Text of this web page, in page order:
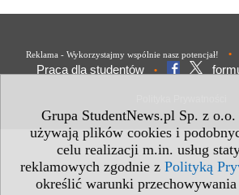
Grupa StudentNews.pl Sp. z
używają plików cookies i
celu realizacji m.in. usług
reklamowych zgodnie z Polityką
określić warunki
Reklama - Wykorzystajmy wspólnie nasz potencjał! •
Praca dla studentów •